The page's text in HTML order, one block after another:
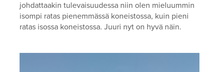
johdattaakin tulevaisuudessa niin olen mieluummin
isompi ratas pienemmässä koneistossa, kuin pieni
ratas isossa koneistossa. Juuri nyt on hyvä näin.